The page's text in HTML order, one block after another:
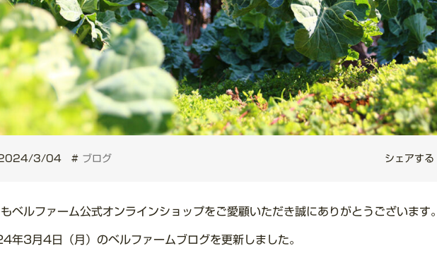
3/04 # ブログ シェアする
ベルファーム公式オンラインショップをご愛顧いただき誠にありがとうございます。
年3月4日（月）のベルファームブログを更新しました。